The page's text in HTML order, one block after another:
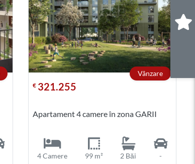
Vânzare
€ 321.255
Apartament 4 camere în zona GARII
4 Camere 99 m² 2 Băi -